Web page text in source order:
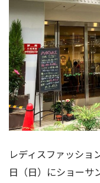
レディスファッショ
日（日）にショーサ